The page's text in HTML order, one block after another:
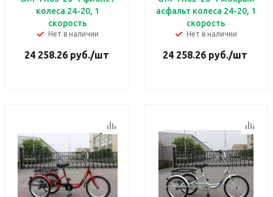
колеса 24-20, 1
скорость
Нет в наличии
24 258.26руб./шт
асфальт колеса 24-20, 1
скорость
Нет в наличии
24 258.26руб./шт